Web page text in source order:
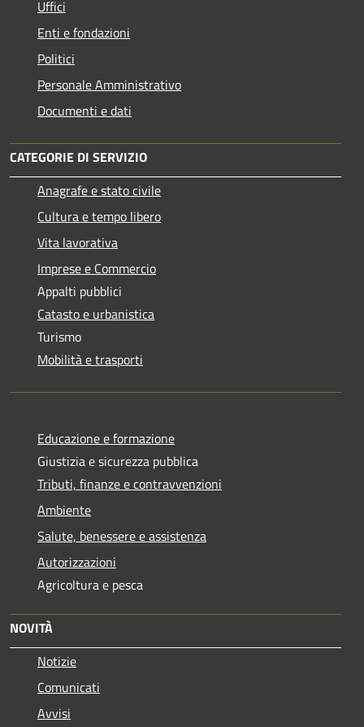
Uffici
Enti e fondazioni
Politici
Personale Amministrativo
Documenti e dati
CATEGORIE DI SERVIZIO
Anagrafe e stato civile
Cultura e tempo libero
Vita lavorativa
Imprese e Commercio
Appalti pubblici
Catasto e urbanistica
Turismo
Mobilità e trasporti
Educazione e formazione
Giustizia e sicurezza pubblica
Tributi, finanze e contravvenzioni
Ambiente
Salute, benessere e assistenza
Autorizzazioni
Agricoltura e pesca
NOVITÀ
Notizie
Comunicati
Avvisi